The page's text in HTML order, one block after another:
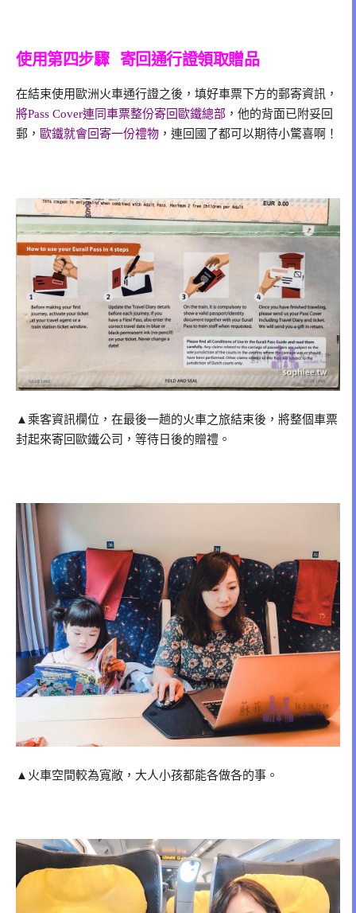
使用第四步驟 寄回通行證領取贈品
在結束使用歐洲火車通行證之後，填好車票下方的郵寄資訊，
將Pass Cover連同車票整份寄回歐鐵總部 ，他的背面已附妥回
郵， 歐鐵就會回寄一份禮物 ，連回國了都可以期待小驚喜啊！
▲乘客資訊欄位，在最後一趟的火車之旅結束後，將整個車票
封起來寄回歐鐵公司，等待日後的贈禮。
▲火車空間較為寬敞，大人小孩都能各做各的事。